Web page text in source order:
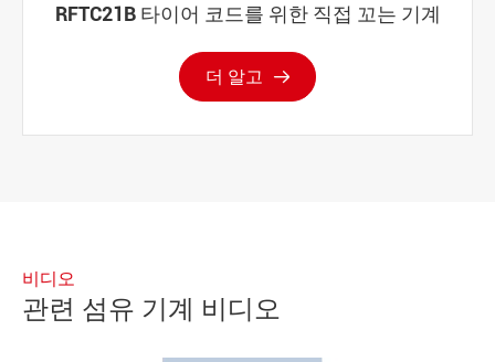
RFTC21B 타이어 코드를 위한 직접 꼬는 기계
더 알고 
비디오
관련 섬유 기계 비디오